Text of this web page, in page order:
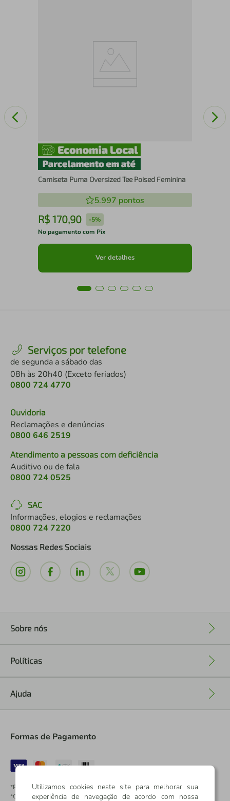
Camiseta Puma Oversized Tee Poised Feminina
5.997 pontos
R$ 170,90 -5%
No pagamento com Pix
Ver detalhes
Serviços por telefone
de segunda a sábado das
08h às 20h40 (Exceto feriados)
0800 724 4770
Ouvidoria
Reclamações e denúncias
0800 646 2519
Atendimento a pessoas com deficiência
Auditivo ou de fala
0800 724 0525
SAC
Informações, elogios e reclamações
0800 724 7220
Nossas Redes Sociais
Sobre nós
Políticas
Ajuda
Formas de Pagamento
*Pontos dos Cartões Sicredi
*Cartões Sicredi
Utilizamos cookies neste site para melhorar sua
experiência de navegação de acordo com nossa